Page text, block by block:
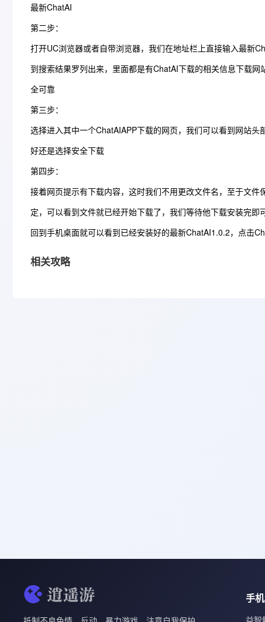
最新ChatAI
第二步：
打开UC浏览器或者自带浏览器，我们在地址栏上直接输入最新
到搜索结果罗列出来，里面都是有ChatAI下载的相关信息下载
全可靠
第三步：
选择进入其中一个ChatAIAPP下载的网页，我们可以看到网站
好还是选择安全下载
第四步：
接着网页提示有下载内容，这时我们不用更改文件名，至于文
定，可以看到文件就已经开始下载了，我们等待他下载安装完即
回到手机桌面就可以看到已经安装好的最新ChatAI1.0.2，点击
相关攻略
手
益智